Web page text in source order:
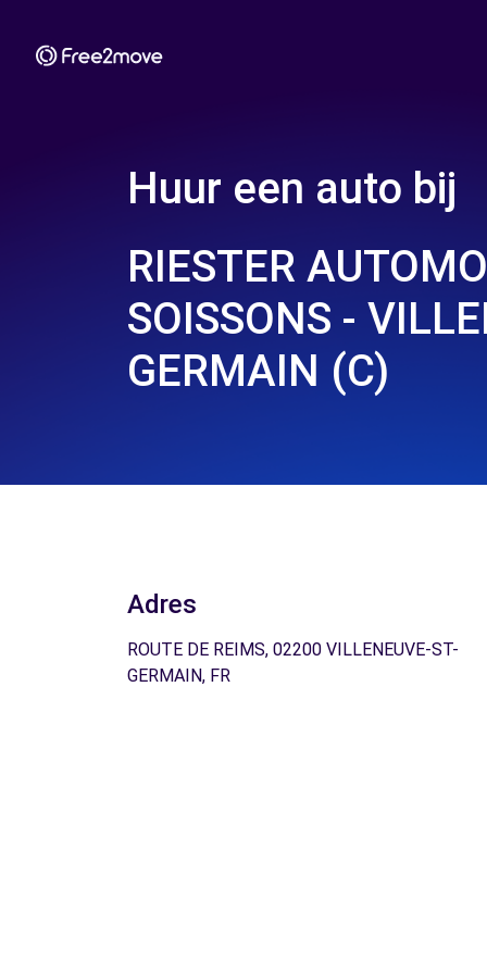
Huur een auto bij
RIESTER
SOISSONS -
GERMAIN (C)
Adres
ROUTE DE REIMS, 02200 VILLENEUVE-ST-
GERMAIN, FR